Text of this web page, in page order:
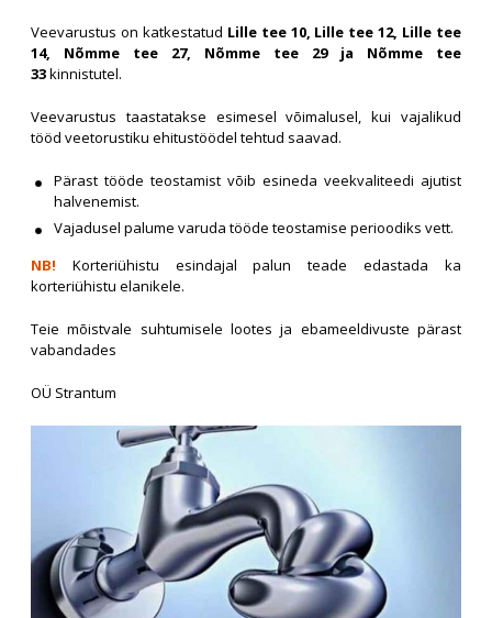
Veevarustus on katkestatud Lille tee 10, Lille tee 12, Lille tee
14, Nõmme tee 27, Nõmme tee 29 ja Nõmme tee
33kinnistutel.
Veevarustus taastatakse esimesel võimalusel, kui vajalikud
tööd veetorustiku ehitustöödel tehtud saavad.
Pärast tööde teostamist võib esineda veekvaliteedi ajutist
halvenemist.
Vajadusel palume varuda tööde teostamise perioodiks vett.
NB! Korteriühistu esindajal palun teade edastada ka
korteriühistu elanikele.
Teie mõistvale suhtumisele lootes ja ebameeldivuste pärast
vabandades
OÜ Strantum